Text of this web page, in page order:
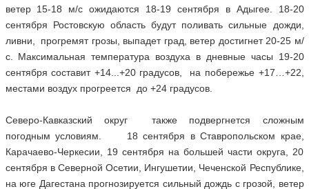
ветер 15-18 м/с ожидаются 18-19 сентября в Адыгее. 18-20
сентября Ростовскую область будут поливать сильные дожди,
ливни, прогремят грозы, выпадет град, ветер достигнет 20-25 м/
с. Максимальная температура воздуха в дневные часы 19-20
сентября составит +14...+20 градусов, на побережье +17…+22,
местами воздух прогреется до +24 градусов.
Северо-Кавказский округ
также подвергнется сложным
погодным условиям.
18 сентября в Ставропольском крае,
Карачаево-Черкесии, 19 сентября на большей части округа, 20
сентября в Северной Осетии, Ингушетии, Чеченской Республике,
на юге Дагестана прогнозируется сильный дождь с грозой, ветер